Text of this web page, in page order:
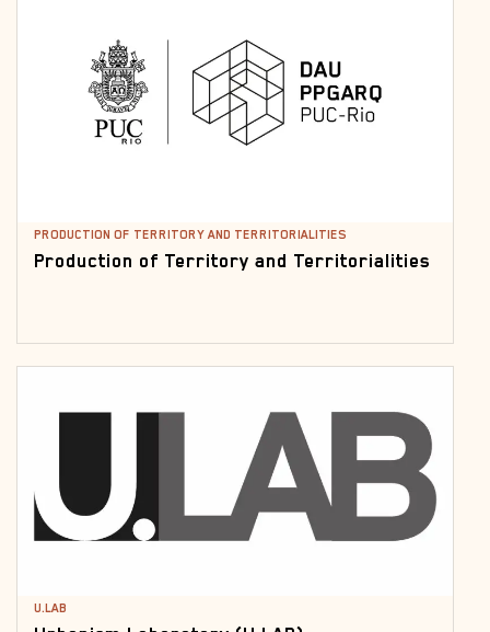
PRODUCTION OF TERRITORY AND TERRITORIALITIES
Production of Territory and Territorialities
U.LAB